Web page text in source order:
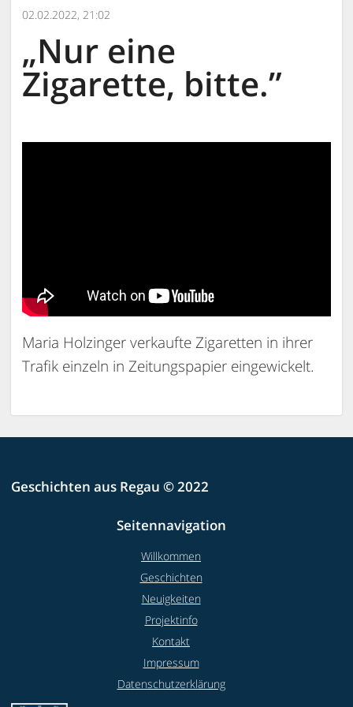
02.02.2022, 21:02
„Nur eine
Zigarette, bitte.”
Maria Holzinger verkaufte Zigaretten in ihrer
Trafik einzeln in Zeitungspapier eingewickelt.
Geschichten aus Regau © 2022
Seitennavigation
Willkommen
Geschichten
Neuigkeiten
Projektinfo
Kontakt
Impressum
Datenschutzerklärung